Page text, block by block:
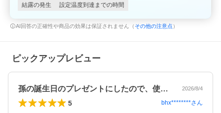
結露の発生
設定温度到達までの時間
AI回答の正確性や商品の効果は保証されません（ その他の注意点 ）
ピックアップレビュー
孫の誕生日のプレゼントにしたので、使用… 2026/8/4
5 bhx********さん